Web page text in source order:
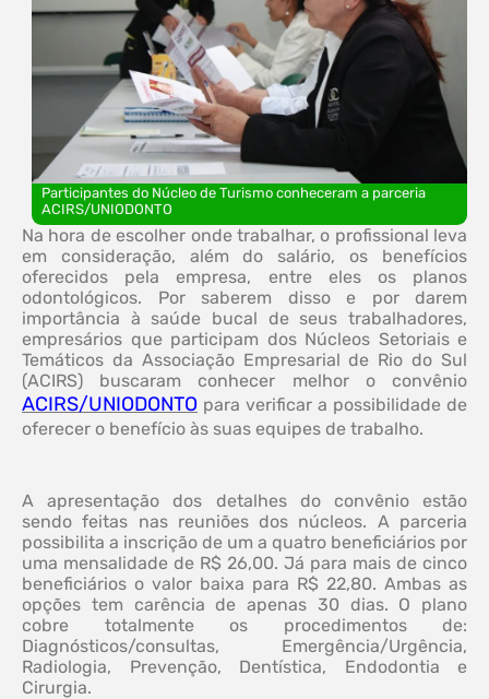
Participantes do Núcleo de Turismo conheceram a parceria
ACIRS/UNIODONTO
Na hora de escolher onde trabalhar, o profissional leva
em consideração, além do salário, os benefícios
oferecidos pela empresa, entre eles os planos
odontológicos. Por saberem disso e por darem
importância à saúde bucal de seus trabalhadores,
empresários que participam dos Núcleos Setoriais e
Temáticos da Associação Empresarial de Rio do Sul
(ACIRS) buscaram conhecer melhor o convênio
ACIRS/UNIODONTO para verificar a possibilidade de
oferecer o benefício às suas equipes de trabalho.
A apresentação dos detalhes do convênio estão
sendo feitas nas reuniões dos núcleos. A parceria
possibilita a inscrição de um a quatro beneficiários por
uma mensalidade de R$ 26,00. Já para mais de cinco
beneficiários o valor baixa para R$ 22,80. Ambas as
opções tem carência de apenas 30 dias. O plano
cobre totalmente os procedimentos de:
Diagnósticos/consultas, Emergência/Urgência,
Radiologia, Prevenção, Dentística, Endodontia e
Cirurgia.